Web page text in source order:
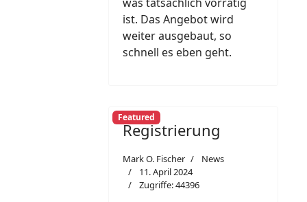
ist. Das Angebot wird
weiter ausgebaut, so
schnell es eben geht.
Featured
Registrierung
Mark O. Fischer
News
11. April 2024
Zugriffe: 44396